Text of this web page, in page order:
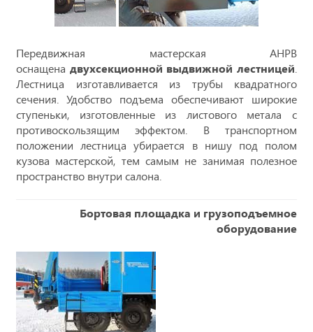
Передвижная мастерская АНРВ
оснащена двухсекционной выдвижной лестницей.
Лестница изготавливается из трубы квадратного
сечения. Удобство подъема обеспечивают широкие
ступеньки, изготовленные из листового метала с
противоскользящим эффектом. В транспортном
положении лестница убирается в нишу под полом
кузова мастерской, тем самым не занимая полезное
пространство внутри салона.
Бортовая площадка и грузоподъемное
оборудование